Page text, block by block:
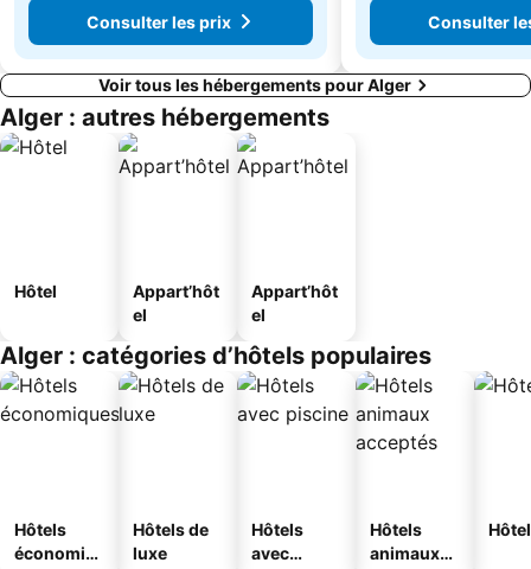
Consulter les prix
Consulter
Voir tous les hébergements pour Alger
Alger : autres hébergements
Hôtel
Appart’hôt
el
Appart’hôt
el
Alger : catégories d’hôtels populaires
Hôtels
économiq
Hôtels de
luxe
Hôtels
avec
Hôtels
animaux